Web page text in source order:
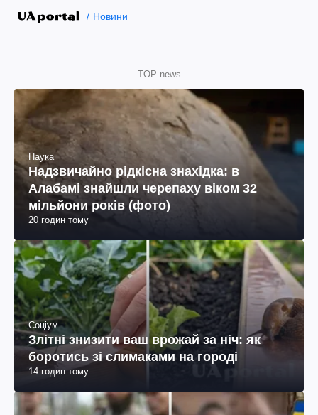
Новини
TOP news
Наука
Надзвичайно рідкісна знахідка: в
Алабамі знайшли черепаху віком 32
мільйони років (фото)
20 годин тому
Соціум
Злітні знизити ваш врожай за ніч: як
боротись зі слимаками на городі
14 годин тому